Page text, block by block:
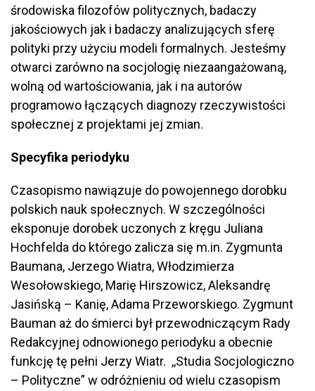
środowiska filozofów politycznych, badaczy
jakościowych jak i badaczy analizujących sferę
polityki przy użyciu modeli formalnych. Jesteśmy
otwarci zarówno na socjologię niezaangażowaną,
wolną od wartościowania, jak i na autorów
programowo łączących diagnozy rzeczywistości
społecznej z projektami jej zmian.
Specyfika periodyku
Czasopismo nawiązuje do powojennego dorobku
polskich nauk społecznych. W szczególności
eksponuje dorobek uczonych z kręgu Juliana
Hochfelda do którego zalicza się m.in. Zygmunta
Baumana, Jerzego Wiatra, Włodzimierza
Wesołowskiego, Marię Hirszowicz, Aleksandrę
Jasińską – Kanię, Adama Przeworskiego. Zygmunt
Bauman aż do śmierci był przewodniczącym Rady
Redakcyjnej odnowionego periodyku a obecnie
funkcję tę pełni Jerzy Wiatr. ,,Studia Socjologiczno
– Polityczne” w odróżnieniu od wielu czasopism